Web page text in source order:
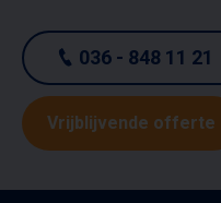
036 - 848 11 21
Vrijblijvende offerte